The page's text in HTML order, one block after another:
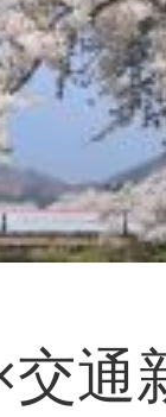
通